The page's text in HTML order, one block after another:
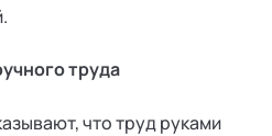
труда
что труд руками